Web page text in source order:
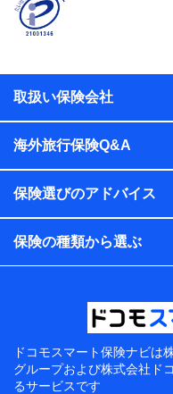
取扱い保険会社
海外旅行保険Q&A
保険選びのアドバイス
保険の種類から選ぶ
ドコモスマート保険ナビは
グループおよび株式会社ド
るサービスです